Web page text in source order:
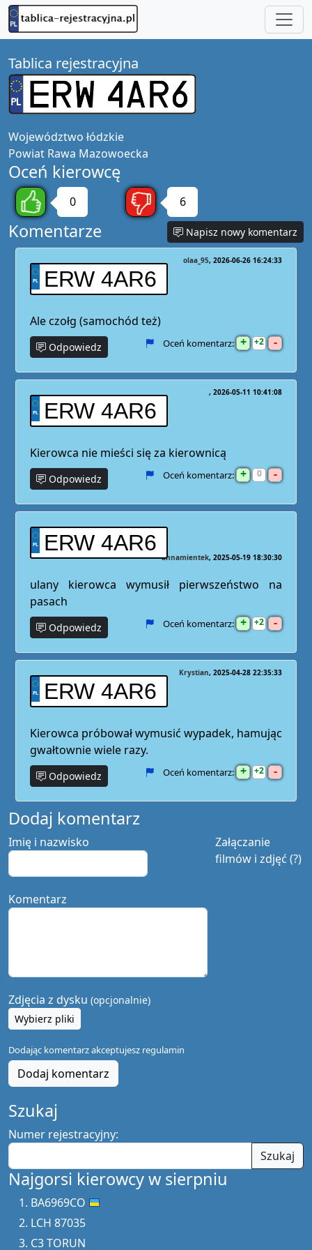
Tablica rejestracyjna
Województwo łódzkie
Powiat Rawa Mazowoecka
Oceń kierowcę
0 6
Komentarze Napisz nowy komentarz
ERW 4AR6
olaa_95 2026-06-26 16:24:33
Ale czołg (samochód też)
Odpowiedz Oceń komentarz: + 2 -
ERW 4AR6
2026-05-11 10:41:08
Kierowca nie mieści się za kierownicą
Odpowiedz Oceń komentarz: + 0 -
ERW 4AR6
annamientek 2025-05-19 18:30:30
ulany kierowca wymusił pierwszeństwo na
pasach
Odpowiedz Oceń komentarz: + 2 -
ERW 4AR6
Krystian 2025-04-28 22:35:33
Kierowca próbował wymusić wypadek, hamując
gwałtownie wiele razy.
Odpowiedz Oceń komentarz: + 2 -
Dodaj komentarz
Załączanie
filmów i zdjęć (?)
Imię i nazwisko
Komentarz
Zdjęcia z dysku (opcjonalnie)
Wybierz pliki
Dodając komentarz akceptujesz regulamin
Dodaj komentarz
Szukaj
Numer rejestracyjny:
Szukaj
Najgorsi kierowcy w sierpniu
BA6969CO
LCH 87035
C3 TORUN